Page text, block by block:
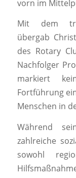
vorn im
Mit dem
übergab
des Rotary
Nachfolger
markiert
Fortführung
Menschen in
Während
zahlreiche
sowohl